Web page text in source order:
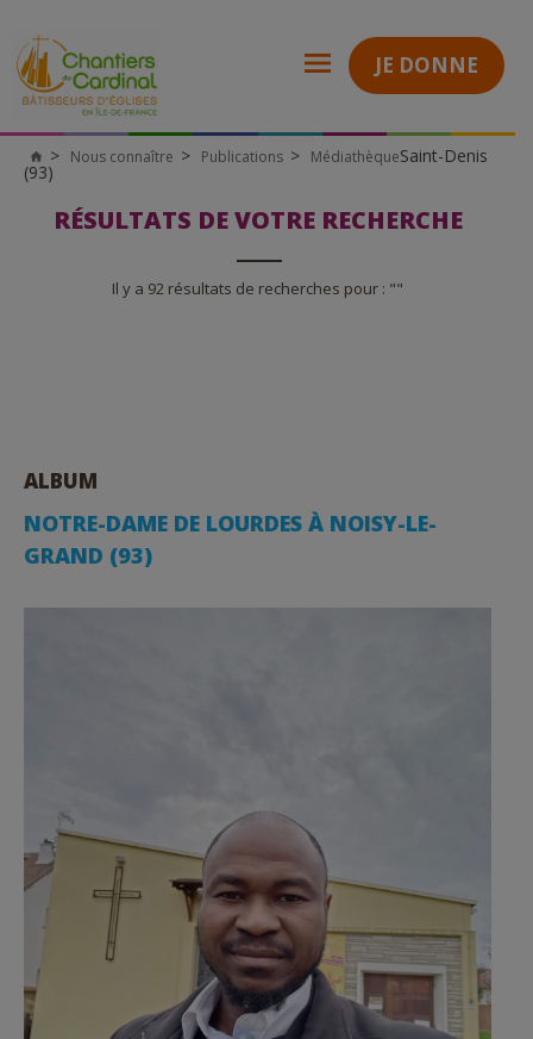
JE DONNE
Chantiers
du
Nous connaître Publications MédiathèqueSaint-Denis
(93)
RÉSULTATS DE VOTRE RECHERCHE
Il y a 92 résultats de recherches pour : ""
ALBUM
NOTRE-DAME DE LOURDES À NOISY-LE-
GRAND (93)